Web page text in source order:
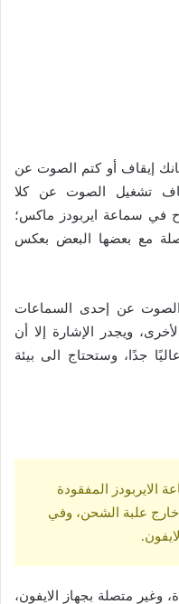
إيقاف أو كتم الصوت عن
تشغيل الصوت عن كلا
في سماعة ايربودز ماكس؛
مع بعضها البعض بعكس
الصوت عن إحدى السماعات
ويجدر الإشارة إلا أن
جدًا، وستحتاج الى بيئة
الايربودز المفقودة
علبة الشحن، وفي
وغير متصلة بجهاز الايفون،